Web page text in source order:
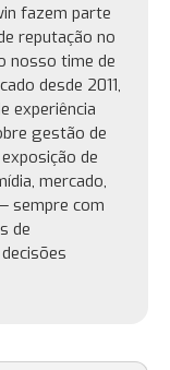
fazem parte
reputação no
nosso time de
desde 2011,
experiência
gestão de
de
mercado,
sempre com
de